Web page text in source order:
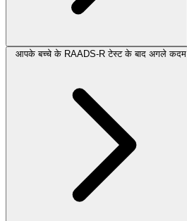
आपके बच्चे के RAADS-R टेस्ट के बाद अगले कदम